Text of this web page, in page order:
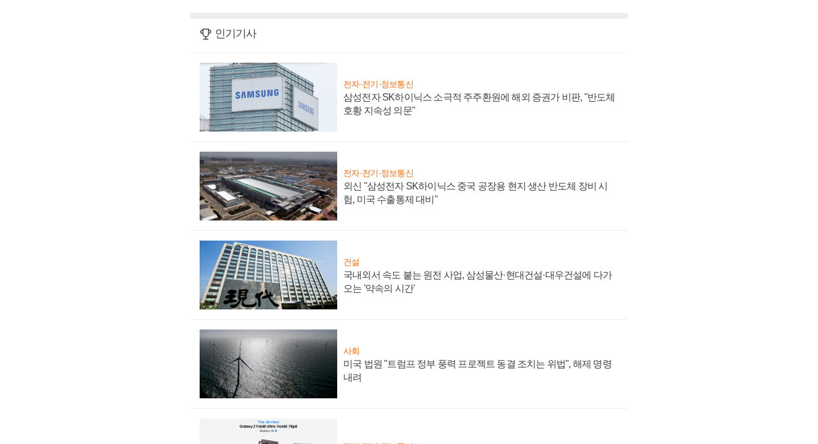
인기기사
전자·전기·정보통신
삼성전자 SK하이닉스 소극적 주주환원에 해외 증권가 비판, "반도체
호황 지속성 의문"
전자·전기·정보통신
외신 "삼성전자 SK하이닉스 중국 공장용 현지 생산 반도체 장비 시
험, 미국 수출통제 대비"
건설
국내외서 속도 붙는 원전 사업, 삼성물산·현대건설·대우건설에 다가
오는 '약속의 시간'
사회
미국 법원 "트럼프 정부 풍력 프로젝트 동결 조치는 위법", 해제 명령
내려